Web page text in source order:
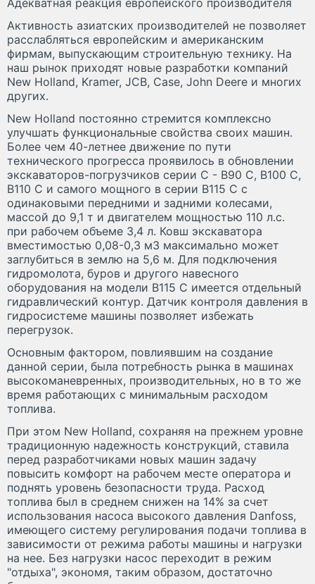
Адекватная реакция европейского производителя
Активность азиатских производителей не позволяет
расслабляться европейским и американским
фирмам, выпускающим строительную технику. На
наш рынок приходят новые разработки компаний
New Holland, Kramer, JCB, Case, John Deere и многих
других.
New Holland постоянно стремится комплексно
улучшать функциональные свойства своих машин.
Более чем 40-летнее движение по пути
технического прогресса проявилось в обновлении
экскаваторов-погрузчиков серии C - В90 C, В100 C,
В110 C и самого мощного в серии В115 C с
одинаковыми передними и задними колесами,
массой до 9,1 т и двигателем мощностью 110 л.с.
при рабочем объеме 3,4 л. Ковш экскаватора
вместимостью 0,08-0,3 м3 максимально может
заглубиться в землю на 5,6 м. Для подключения
гидромолота, буров и другого навесного
оборудования на модели В115 C имеется отдельный
гидравлический контур. Датчик контроля давления в
гидросистеме машины позволяет избежать
перегрузок.
Основным фактором, повлиявшим на создание
данной серии, была потребность рынка в машинах
высокоманевренных, производительных, но в то же
время работающих с минимальным расходом
топлива.
При этом New Holland, сохраняя на прежнем уровне
традиционную надежность конструкций, ставила
перед разработчиками новых машин задачу
повысить комфорт на рабочем месте оператора и
поднять уровень безопасности труда. Расход
топлива был в среднем снижен на 14% за счет
использования насоса высокого давления Danfoss,
имеющего систему регулирования подачи топлива в
зависимости от режима работы машины и нагрузки
на нее. Без нагрузки насос переходит в режим
"отдыха", экономя, таким образом, достаточно